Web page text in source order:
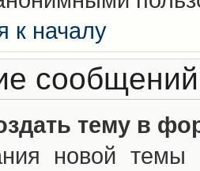
к началу
сообщений
тему в
новой темы